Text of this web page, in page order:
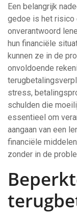
Een belangrijk
gedoe is het risico
onverantwoord
hun financiële
kunnen ze in de
onvoldoende
stress,
schulden die
essentieel om
aangaan van een
financiële
zonder in de